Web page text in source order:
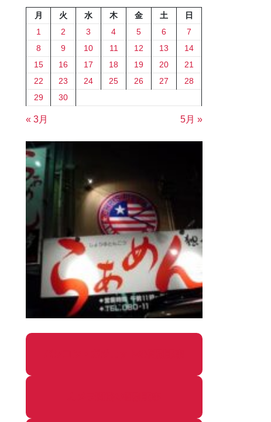
月 火 水 木 金 土
日
1
2 3 4 5 6
7
8
9 10 11 12 13
14
15
16 17 18 19 20
21
22
23 24 25 26 27
28
29
30
« 3月 5月 »